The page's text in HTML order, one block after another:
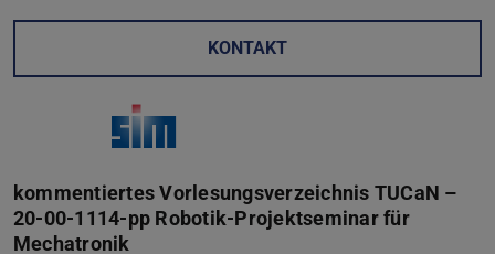
KONTAKT
kommentiertes Vorlesungsverzeichnis TUCaN –
20-00-1114-pp Robotik-Projektseminar für
Mechatronik